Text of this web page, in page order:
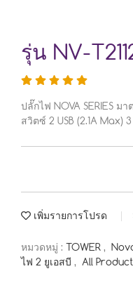
รุ่น NV-
ปลั๊กไฟ NOVA SERIES มา
สวิตซ์ 2 USB (2.1A Max)
เพิ่มรายการโปรด
หมวดหมู่ : TOWER ,
ไฟ 2 ยูเอสบี , All